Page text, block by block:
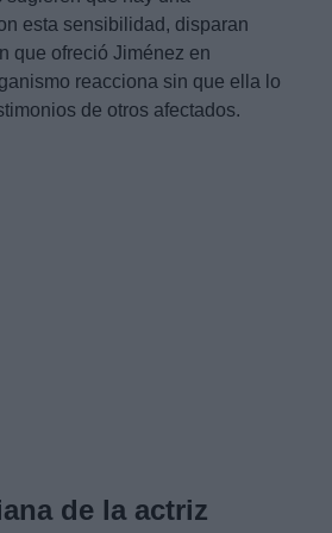
esta sensibilidad, disparan
que ofreció Jiménez en
reacciona sin que ella lo
de otros afectados.
de la actriz